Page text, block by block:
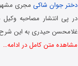
دختر جوان شاکی مجری
در پی انتشار مصاحبه
غلامحسن حیدری به این
مشاهده متن کامل در ادامه…